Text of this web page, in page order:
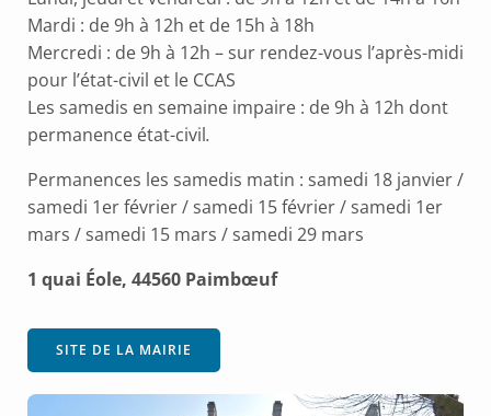
Mardi : de 9h à 12h et de 15h à 18h
Mercredi : de 9h à 12h – sur rendez-vous l’après-midi
pour l’état-civil et le CCAS
Les samedis en semaine impaire : de 9h à 12h dont
permanence état-civil.
Permanences les samedis matin : samedi 18 janvier /
samedi 1er février / samedi 15 février / samedi 1er
mars / samedi 15 mars / samedi 29 mars
1 quai Éole, 44560 Paimbœuf
SITE DE LA MAIRIE